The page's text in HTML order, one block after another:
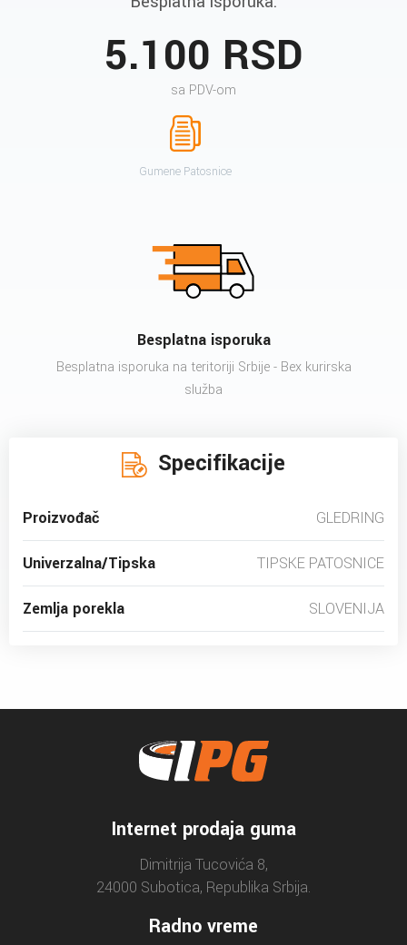
5.100 RSD
sa PDV-om
Gumene Patosnice
Besplatna isporuka
Besplatna isporuka na teritoriji Srbije - Bex kurirska
služba
Specifikacije
Proizvođač GLEDRING
Univerzalna/Tipska TIPSKE PATOSNICE
Zemlja porekla SLOVENIJA
Internet prodaja guma
Dimitrija Tucovića 8,
24000 Subotica, Republika Srbija.
Radno vreme